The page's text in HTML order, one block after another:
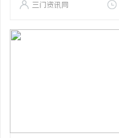
三门资讯网